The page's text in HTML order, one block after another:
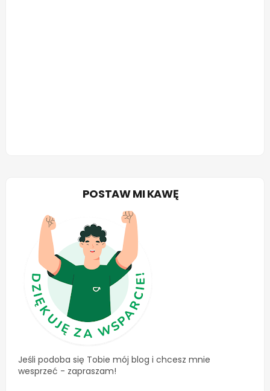
POSTAW MI KAWĘ
Jeśli podoba się Tobie mój blog i chcesz mnie
wesprzeć - zapraszam!